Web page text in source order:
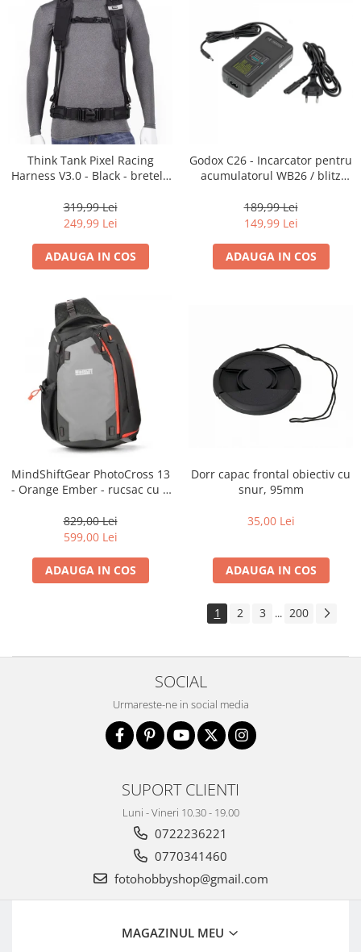
Think Tank Pixel Racing
Harness V3.0 - Black - bretele
319,99 Lei
249,99 Lei
ADAUGA IN COS
Godox C26 - Incarcator pentru
acumulatorul WB26 / blitz
189,99 Lei
149,99 Lei
ADAUGA IN COS
MindShiftGear PhotoCross 13
- Orange Ember - rucsac cu o
829,00 Lei
599,00 Lei
ADAUGA IN COS
Dorr capac frontal obiectiv cu
snur, 95mm
35,00 Lei
ADAUGA IN COS
1 2 3 ... 200
SOCIAL
Urmareste-ne in social media
SUPORT CLIENTI
Luni - Vineri 10.30 - 19.00
0722236221
0770341460
fotohobbyshop@gmail.com
MAGAZINUL MEU